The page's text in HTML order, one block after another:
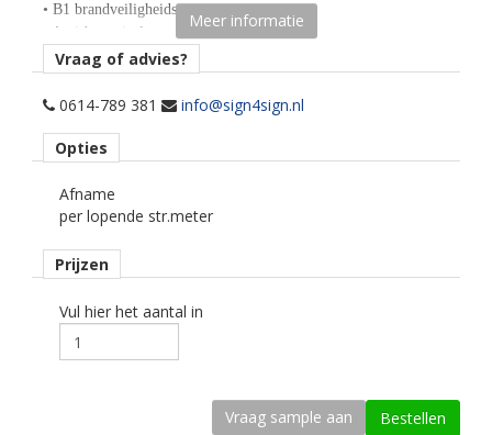
• B1 brandveiligheidscertificaat.
• Anti-bacterieel oppervlak.
• Bestand tegen krassen, vocht, bacteriën, schimmels,
verontreinigende stoffen.
• Hittebestendig tot 110 graden Celsius.
122 cm cm.
per strekkende meter.
Materiaaltype
Meer informatie
Vraag of advies?
0614-789 381 info@sign4sign.nl
Opties
Afname
per lopende str.meter
Prijzen
Vul hier het aantal in